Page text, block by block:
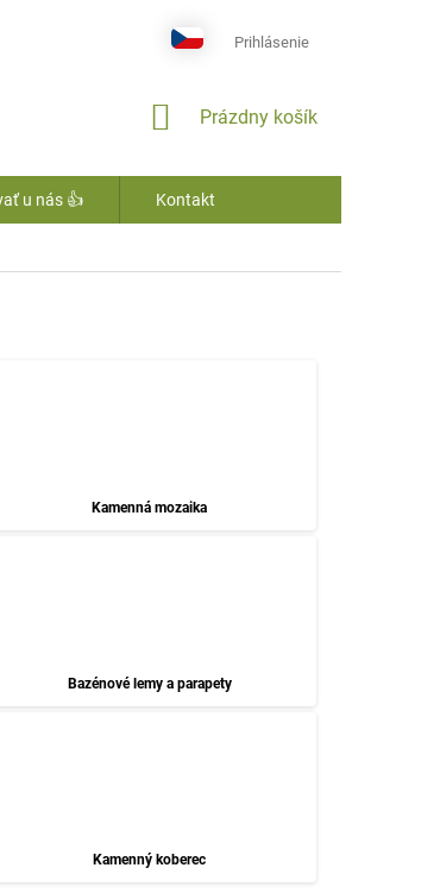
Prihlásenie
NÁKUPNÝ
Prázdny košík
u nás 👍 Kontakt
Kamenná mozaika
Bazénové lemy a parapety
Kamenný koberec